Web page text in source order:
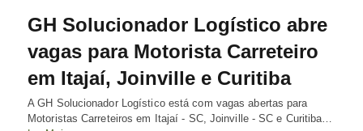
GH Solucionador Logístico abre
vagas para Motorista Carreteiro
em Itajaí, Joinville e Curitiba
A GH Solucionador Logístico está com vagas abertas para
Motoristas Carreteiros em Itajaí - SC, Joinville - SC e Curitiba…